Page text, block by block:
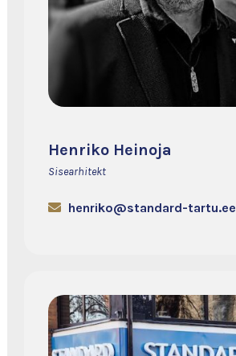
Henriko Heinoja
Sisearhitekt
henriko@standard-tartu.ee